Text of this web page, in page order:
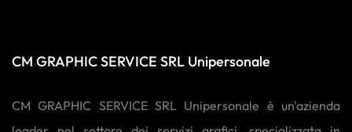
CM GRAPHIC SERVICE SRL Unipersonale
CM GRAPHIC SERVICE SRL Unipersonale è un'azienda